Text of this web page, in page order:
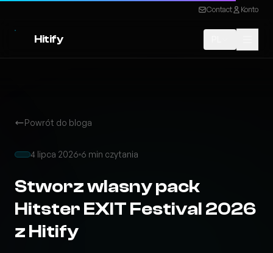
Contact Konto
Hitify
Powrót do bloga
4 lipca 2026 6 min czytania
Stworz wlasny pack
Hitster EXIT Festival 2026
z Hitify